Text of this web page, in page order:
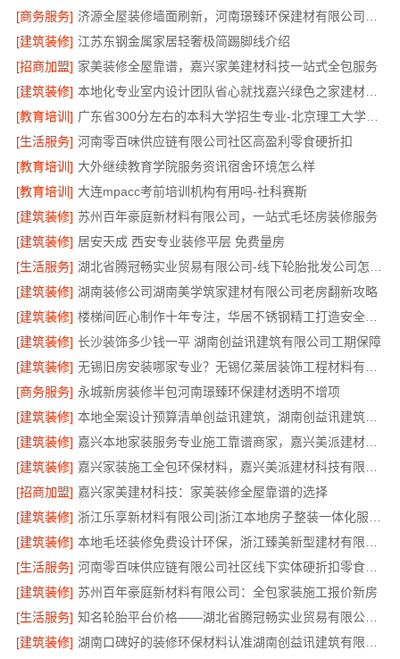
[商务服务]
[建筑装修] 江苏东钢金属家居轻奢极简踢脚线介绍
[招商加盟] 家美装修全屋靠谱，嘉兴家美建材科技一站式全包服务
[建筑装修]
本地化专业室内设计团队省心就找嘉兴绿色之家建材科技有限公司
[教育培训]
广东省300分左右的本科大学招生专业-北京理工大学珠海学院继续教育学院
[生活服务] 河南零百味供应链有限公司社区高盈利零食硬折扣
[教育培训] 大外继续教育学院服务资讯宿舍环境怎么样
[教育培训] 大连mpacc考前培训机构有用吗-社科赛斯
[建筑装修] 苏州百年豪庭新材料有限公司，一站式毛坯房装修服务
[建筑装修] 居安天成 西安专业装修平层 免费量房
[生活服务]
[建筑装修] 湖南装修公司湖南美学筑家建材有限公司老房翻新攻略
[建筑装修]
楼梯间匠心制作十年专注，华居不锈钢精工打造安全美观
[建筑装修] 长沙装饰多少钱一平 湖南创益讯建筑有限公司工期保障
[建筑装修]
[商务服务] 永城新房装修半包河南璟臻环保建材透明不增项
[建筑装修]
本地全案设计预算清单创益讯建筑，湖南创益讯建筑有限公司
[建筑装修]
嘉兴本地家装服务专业施工靠谱商家，嘉兴美派建材科技有限公司
[建筑装修]
[招商加盟] 嘉兴家美建材科技：家美装修全屋靠谱的选择
[建筑装修]
[建筑装修]
[生活服务]
河南零百味供应链有限公司社区线下实体硬折扣零食铺全域盈利
[建筑装修] 苏州百年豪庭新材料有限公司：全包家装施工报价新房
[生活服务]
知名轮胎平台价格——湖北省腾冠畅实业贸易有限公司批发价揭秘
[建筑装修]